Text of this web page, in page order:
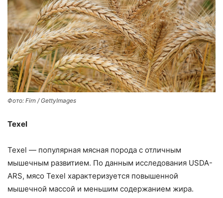
Фото: Firn / GettyImages
Texel
Texel — популярная мясная порода с отличным
мышечным развитием. По данным исследования USDA-
ARS, мясо Texel характеризуется повышенной
мышечной массой и меньшим содержанием жира.